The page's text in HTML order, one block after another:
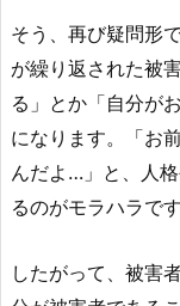
そう、再び疑問形
が繰り返された被
る」とか「自分が
になります。「お
んだよ…」と、人
るのがモラハラです
したがって、被害